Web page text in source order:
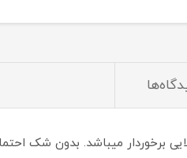
برخوردار میباشد. بدون شک